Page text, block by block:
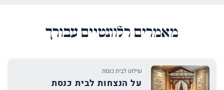
מאמרים רלוונטיים עבורך
שילוט לבית כנסת
על הנצחות לבית כנסת